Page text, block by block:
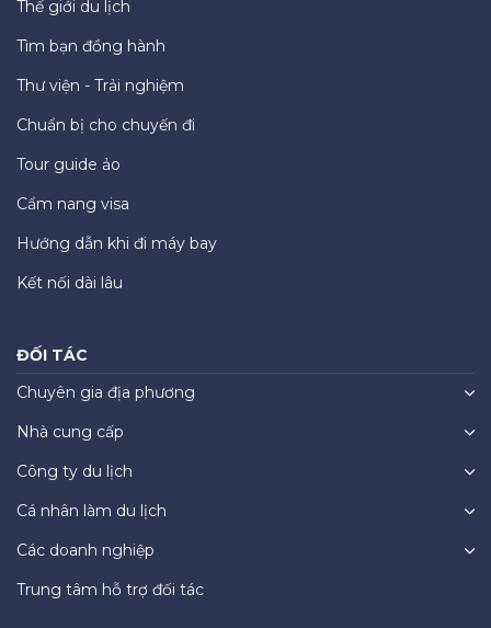
Thế giới du lịch
Tìm bạn đồng hành
Thư viện - Trải nghiệm
Chuẩn bị cho chuyến đi
Tour guide ảo
Cẩm nang visa
Hướng dẫn khi đi máy bay
Kết nối dài lâu
ĐỐI TÁC
Chuyên gia địa phương
Nhà cung cấp
Công ty du lịch
Cá nhân làm du lịch
Các doanh nghiệp
Trung tâm hỗ trợ đối tác